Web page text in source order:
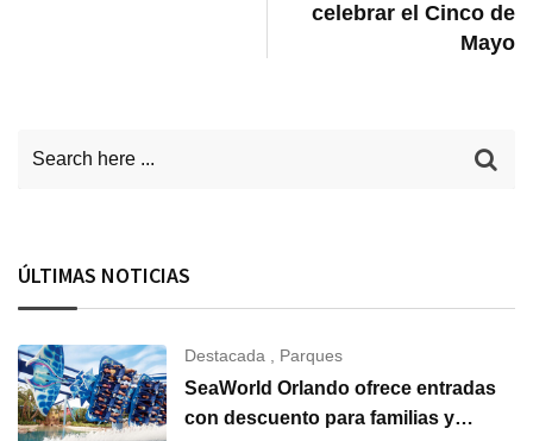
celebrar el Cinco de
Mayo
ÚLTIMAS NOTICIAS
Destacada Parques
SeaWorld Orlando ofrece entradas
con descuento para familias y